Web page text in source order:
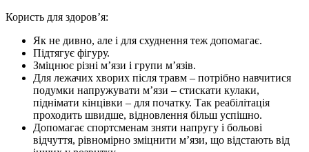
Користь для здоров’я:
Як не дивно, але і для схуднення теж допомагає.
Підтягує фігуру.
Зміцнює різні м’язи і групи м’язів.
Для лежачих хворих після травм – потрібно навчитися
подумки напружувати м’язи – стискати кулаки,
піднімати кінцівки – для початку. Так реабілітація
проходить швидше, відновлення більш успішно.
Допомагає спортсменам зняти напругу і больові
відчуття, рівномірно зміцнити м’язи, що відстають від